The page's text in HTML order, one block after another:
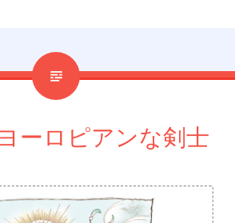
ーロピアンな剣士